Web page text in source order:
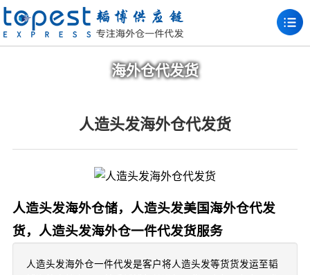
海外仓代发货
人造头发海外仓代发货
人造头发海外仓储，人造头发美国海外仓代发
货，人造头发海外仓一件代发货服务
人造头发海外仓一件代发是客户将人造头发等货货发运至韬